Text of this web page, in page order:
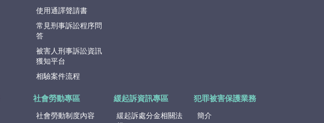
使用通譯聲請書
常見刑事訴訟程序問
答
被害人刑事訴訟資訊
獲知平台
相驗案件流程
社會勞動專區
社會勞動制度內容
緩起訴資訊專區
緩起訴處分金相關法
犯罪被害保護業務
簡介